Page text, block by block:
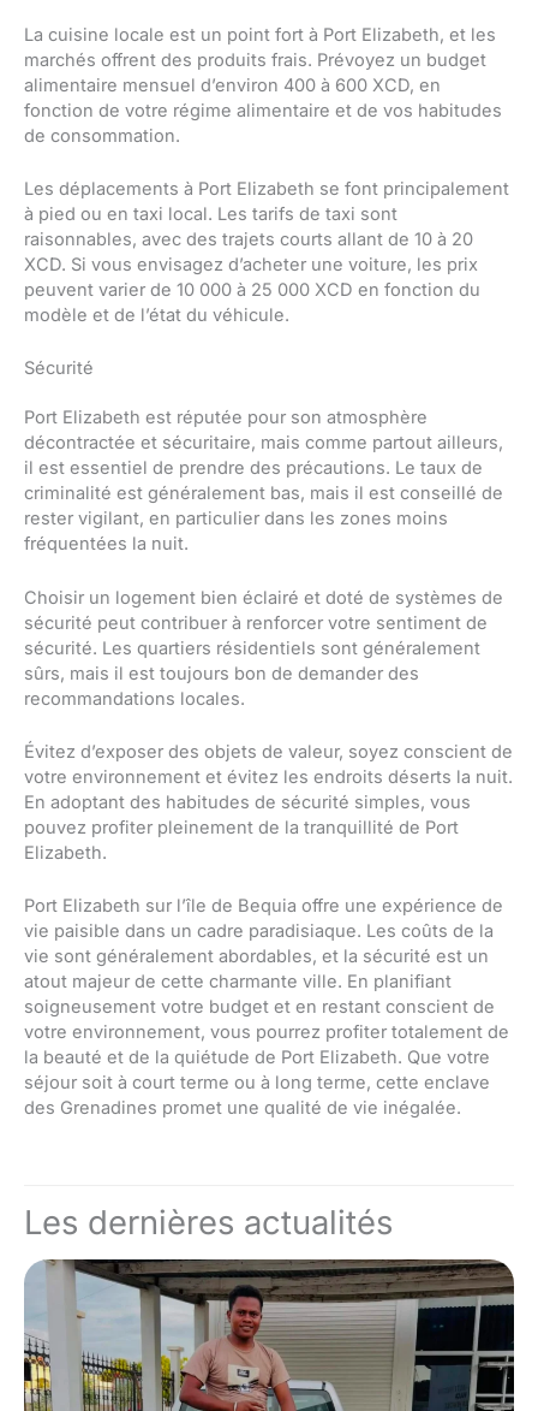
La cuisine locale est un point fort à Port Elizabeth, et les
marchés offrent des produits frais. Prévoyez un budget
alimentaire mensuel d’environ 400 à 600 XCD, en
fonction de votre régime alimentaire et de vos habitudes
de consommation.
Les déplacements à Port Elizabeth se font principalement
à pied ou en taxi local. Les tarifs de taxi sont
raisonnables, avec des trajets courts allant de 10 à 20
XCD. Si vous envisagez d’acheter une voiture, les prix
peuvent varier de 10 000 à 25 000 XCD en fonction du
modèle et de l’état du véhicule.
Sécurité
Port Elizabeth est réputée pour son atmosphère
décontractée et sécuritaire, mais comme partout ailleurs,
il est essentiel de prendre des précautions. Le taux de
criminalité est généralement bas, mais il est conseillé de
rester vigilant, en particulier dans les zones moins
fréquentées la nuit.
Choisir un logement bien éclairé et doté de systèmes de
sécurité peut contribuer à renforcer votre sentiment de
sécurité. Les quartiers résidentiels sont généralement
sûrs, mais il est toujours bon de demander des
recommandations locales.
Évitez d’exposer des objets de valeur, soyez conscient de
votre environnement et évitez les endroits déserts la nuit.
En adoptant des habitudes de sécurité simples, vous
pouvez profiter pleinement de la tranquillité de Port
Elizabeth.
Port Elizabeth sur l’île de Bequia offre une expérience de
vie paisible dans un cadre paradisiaque. Les coûts de la
vie sont généralement abordables, et la sécurité est un
atout majeur de cette charmante ville. En planifiant
soigneusement votre budget et en restant conscient de
votre environnement, vous pourrez profiter totalement de
la beauté et de la quiétude de Port Elizabeth. Que votre
séjour soit à court terme ou à long terme, cette enclave
des Grenadines promet une qualité de vie inégalée.
Les dernières actualités